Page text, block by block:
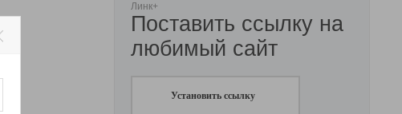
Линк+
Поставить ссылку на
любимый сайт
Установить ссылку